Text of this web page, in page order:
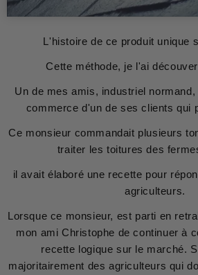
L'histoire de ce produit unique
Cette méthode, je l'ai
Un de mes amis, industriel
commerce d'un de ses clients qui
Ce monsieur commandait plusieurs
traiter les toitures des
il avait élaboré une recette pour
agriculteurs.
Lorsque ce monsieur, est parti en
mon ami Christophe de continuer à
recette logique sur le marché.
majoritairement des agriculteurs qui